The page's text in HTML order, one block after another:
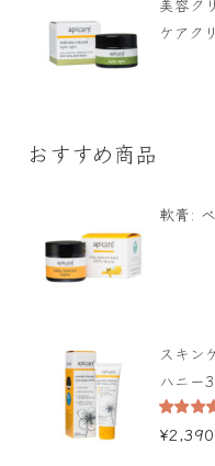
ケアク
おすすめ商品
軟膏:
スキン
ハニー
5段階中
5.00の評
¥2,390